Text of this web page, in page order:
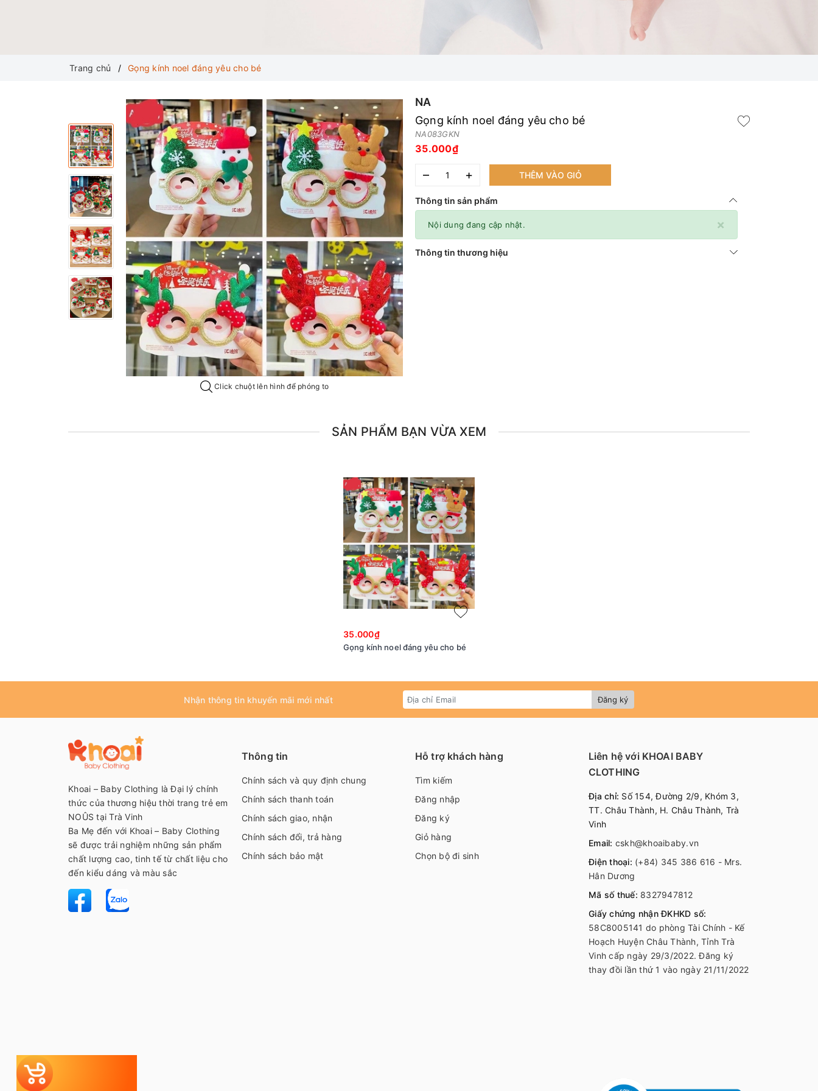
Trang chủ Gọng kính noel đáng yêu cho bé
Click chuột lên hình để phóng to
NA
Gọng kính noel đáng yêu cho bé
NA083GKN
35.000₫
– + THÊM VÀO GIỎ
Thông tin sản phẩm
×
Nội dung đang cập nhật.
Thông tin thương hiệu
SẢN PHẨM BẠN VỪA XEM
35.000₫
Gọng kính noel đáng yêu cho bé
Nhận thông tin khuyến mãi mới nhất Đăng ký
Khoai – Baby Clothing là Đại lý chính
thức của thương hiệu thời trang trẻ em
NOÛS tại Trà Vinh
Ba Mẹ đến với Khoai – Baby Clothing
sẽ được trải nghiệm những sản phẩm
chất lượng cao, tinh tế từ chất liệu cho
đến kiểu dáng và màu sắc
Thông tin
Chính sách và quy định chung
Chính sách thanh toán
Chính sách giao, nhận
Chính sách đổi, trả hàng
Chính sách bảo mật
Hỗ trợ khách hàng
Tìm kiếm
Đăng nhập
Đăng ký
Giỏ hàng
Chọn bộ đi sinh
Liên hệ với KHOAI BABY
CLOTHING
Địa chỉ: Số 154, Đường 2/9, Khóm 3,
TT. Châu Thành, H. Châu Thành, Trà
Vinh
Email: cskh@khoaibaby.vn
Điện thoại: (+84) 345 386 616 - Mrs.
Hân Dương
Mã số thuế: 8327947812
Giấy chứng nhận ĐKHKD số:
58C8005141 do phòng Tài Chính - Kế
Hoạch Huyện Châu Thành, Tỉnh Trà
Vinh cấp ngày 29/3/2022. Đăng ký
thay đồi lần thứ 1 vào ngày 21/11/2022